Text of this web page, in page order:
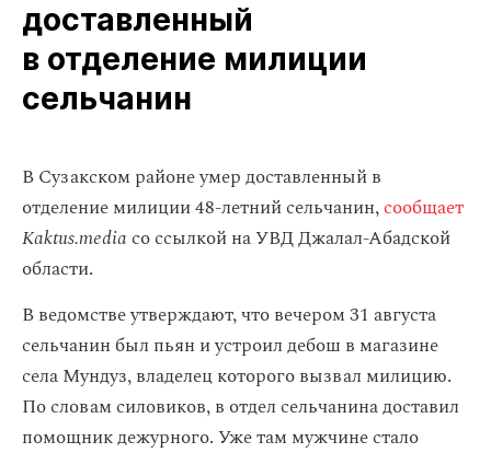
доставленный
в отделение милиции
сельчанин
В Сузакском районе умер доставленный в
отделение милиции 48-летний сельчанин,сообщает
Kaktus.mediaсо ссылкой на УВД Джалал-Абадской
области.
В ведомстве утверждают, что вечером 31 августа
сельчанин был пьян и устроил дебош в магазине
села Мундуз, владелец которого вызвал милицию.
По словам силовиков, в отдел сельчанина доставил
помощник дежурного. Уже там мужчине стало